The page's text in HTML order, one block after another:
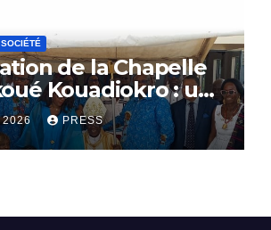
SOCIÉTÉ
de la Chapelle
Kouadiokro : un
vibrant au
YAO-DJE
2026 PRESS